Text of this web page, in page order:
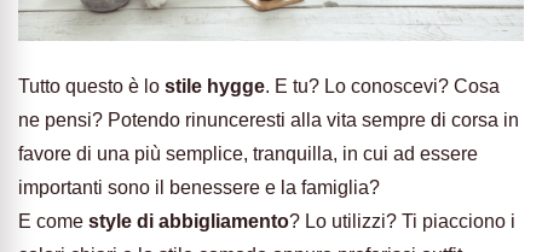
Tutto questo è lo stile hygge. E tu? Lo conoscevi? Cosa
ne pensi? Potendo rinunceresti alla vita sempre di corsa in
favore di una più semplice, tranquilla, in cui ad essere
importanti sono il benessere e la famiglia?
E come style di abbigliamento? Lo utilizzi? Ti piacciono i